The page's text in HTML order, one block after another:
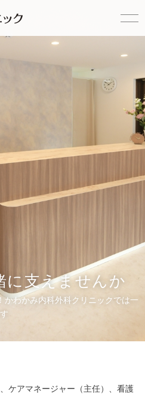
に支えませんか
かわかみ内科外科クリニックでは一
ケアマネージャー（主任）、看護